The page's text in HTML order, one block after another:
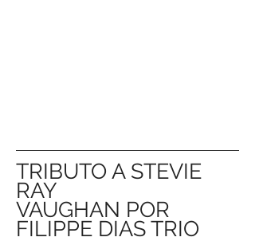
TRIBUTO A STEVIE
RAY
VAUGHAN POR
FILIPPE DIAS TRIO